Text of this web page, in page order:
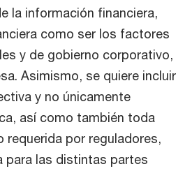
la información financiera,
como ser los factores
y de gobierno corporativo,
Asimismo, se quiere incluir
y no únicamente
así como también toda
requerida por reguladores,
para las distintas partes